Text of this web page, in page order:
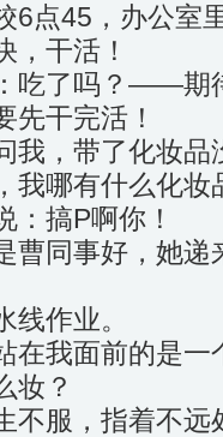
6点45，办公室
，干活！
吃了吗？——期
先干完活！
我，带了化妆品
我哪有什么化妆
：搞P啊你！
曹同事好，她
线作业。
在我面前的是
妆？
不服，指着不